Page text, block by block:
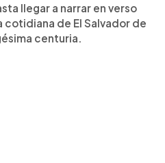
llegar a narrar en verso
cotidiana de El Salvador de
centuria.